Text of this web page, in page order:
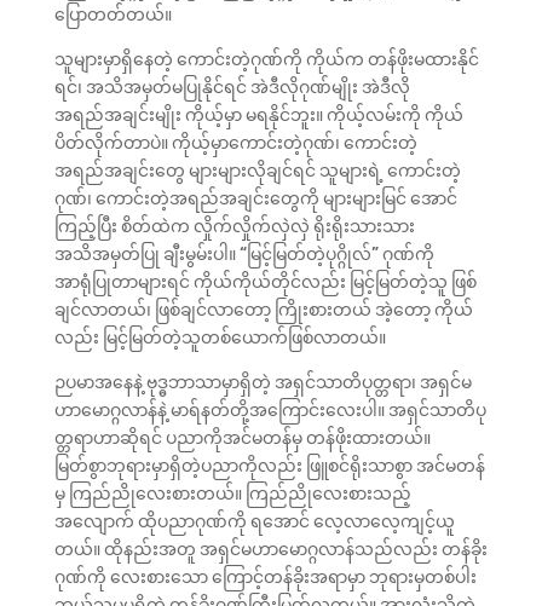
ပြောတတ်တယ်။
သူများမှာရှိနေတဲ့ ကောင်းတဲ့ဂုဏ်ကို ကိုယ်က တန်ဖိုးမထားနိုင်
ရင်၊ အသိအမှတ်မပြုနိုင်ရင် အဲဒီလိုဂုဏ်မျိုး အဲဒီလို
အရည်အချင်းမျိုး ကိုယ့်မှာ မရနိုင်ဘူး။ ကိုယ့်လမ်းကို ကိုယ်
ပိတ်လိုက်တာပဲ။ ကိုယ့်မှာကောင်းတဲ့ဂုဏ်၊ ကောင်းတဲ့
အရည်အချင်းတွေ များများလိုချင်ရင် သူများရဲ့ ကောင်းတဲ့
ဂုဏ်၊ ကောင်းတဲ့အရည်အချင်းတွေကို များများမြင် အောင်
ကြည့်ပြီး စိတ်ထဲက လှိုက်လှိုက်လှဲလှဲ ရိုးရိုးသားသား
အသိအမှတ်ပြု ချီးမွမ်းပါ။ “မြင့်မြတ်တဲ့ပုဂ္ဂိုလ်” ဂုဏ်ကို
အာရုံပြုတာများရင် ကိုယ်ကိုယ်တိုင်လည်း မြင့်မြတ်တဲ့သူ ဖြစ်
ချင်လာတယ်၊ ဖြစ်ချင်လာတော့ ကြိုးစားတယ် အဲ့တော့ ကိုယ်
လည်း မြင့်မြတ်တဲ့သူတစ်ယောက်ဖြစ်လာတယ်။
ဉပမာအနေနဲ့ ဗုဒ္ဓဘာသာမှာရှိတဲ့ အရှင်သာတိပုတ္တရာ၊ အရှင်မ
ဟာမောဂ္ဂလာန်နဲ့ မာရ်နတ်တို့အကြောင်းလေးပါ။ အရှင်သာတိပု
တ္တရာဟာဆိုရင် ပညာကိုအင်မတန်မှ တန်ဖိုးထားတယ်။
မြတ်စွာဘုရားမှာရှိတဲ့ပညာကိုလည်း ဖြူစင်ရိုးသာစွာ အင်မတန်
မှ ကြည်ညိုလေးစားတယ်။ ကြည်ညိုလေးစားသည့်
အလျောက် ထိုပညာဂုဏ်ကို ရအောင် လေ့လာလေ့ကျင့်ယူ
တယ်။ ထိုနည်းအတူ အရှင်မဟာမောဂ္ဂလာန်သည်လည်း တန်ခိုး
ဂုဏ်ကို လေးစားသော ကြောင့်တန်ခိုးအရာမှာ ဘုရားမှတစ်ပါး